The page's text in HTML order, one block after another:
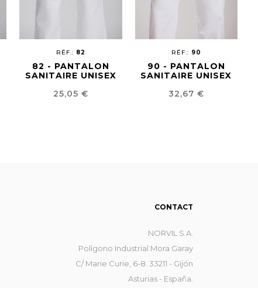
RÉF.: 82
82 - PANTALON
SANITAIRE UNISEX
Prix
25,05 €
RÉF.: 90
90 - PANTALON
SANITAIRE UNISEX
Prix
32,67 €
CONTACT
NORVIL S.A.
Polígono Industrial Mora Garay
C/ Marie Curie, 6-8. 33211 - Gijón
Asturias - España.